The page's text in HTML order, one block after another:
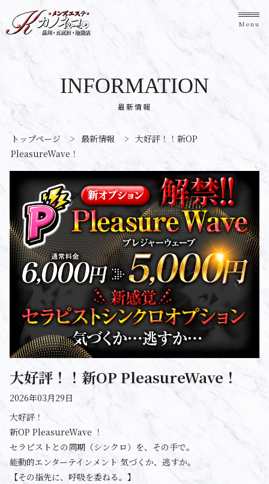
Menu
最新情報
INFORMATION
トップページ > 最新情報 > 大好評！！新OP
PleasureWave！
大好評！！新OP PleasureWave！
2026年03月29日
大好評！
新OP PleasureWave ！
セラピストとの同期（シンクロ）を、その手で。
能動的エンターテインメント 気づくか、逃すか。
【その指先に、呼吸を委ねる。】